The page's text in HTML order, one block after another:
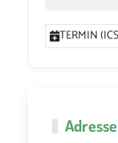
TERMIN
Adresse